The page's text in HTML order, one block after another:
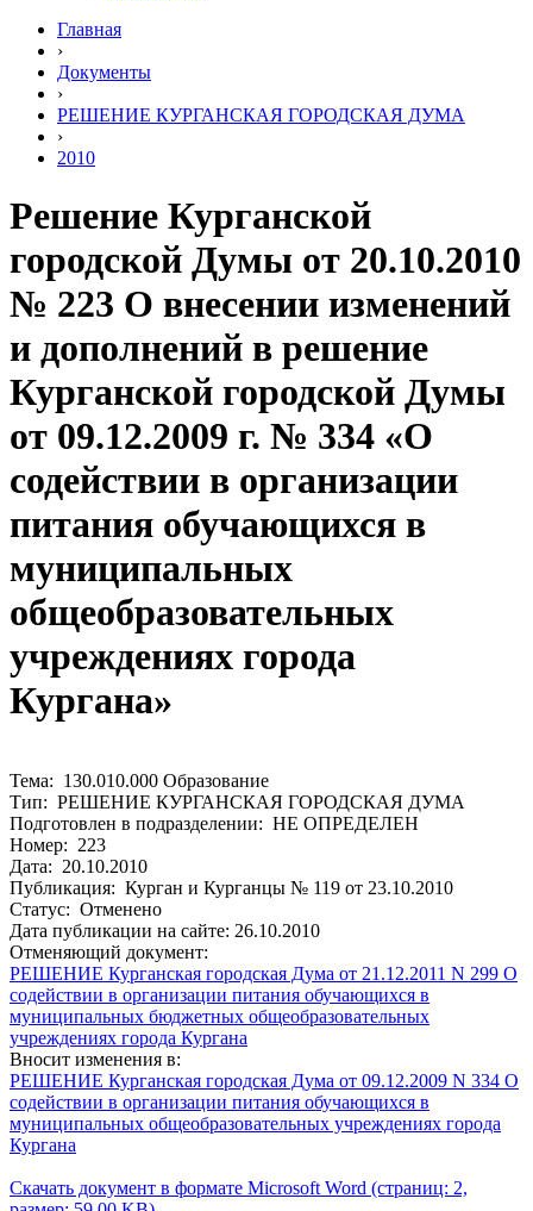
Главная
›
Документы
›
РЕШЕНИЕ КУРГАНСКАЯ ГОРОДСКАЯ ДУМА
›
2010
Решение Курганской
городской Думы от 20.10.2010
№ 223 О внесении изменений
и дополнений в решение
Курганской городской Думы
от 09.12.2009 г. № 334 «О
содействии в организации
питания обучающихся в
муниципальных
общеобразовательных
учреждениях города
Кургана»
Тема: 130.010.000 Образование
Тип: РЕШЕНИЕ КУРГАНСКАЯ ГОРОДСКАЯ ДУМА
Подготовлен в подразделении: НЕ ОПРЕДЕЛЕН
Номер: 223
Дата: 20.10.2010
Публикация: Курган и Курганцы № 119 от 23.10.2010
Статус: Отменено
Дата публикации на сайте: 26.10.2010
Отменяющий документ:
РЕШЕНИЕ Курганская городская Дума от 21.12.2011 N 299 О
содействии в организации питания обучающихся в
муниципальных бюджетных общеобразовательных
учреждениях города Кургана
Вносит изменения в:
РЕШЕНИЕ Курганская городская Дума от 09.12.2009 N 334 О
содействии в организации питания обучающихся в
муниципальных общеобразовательных учреждениях города
Кургана
Скачать документ в формате Microsoft Word (страниц: 2,